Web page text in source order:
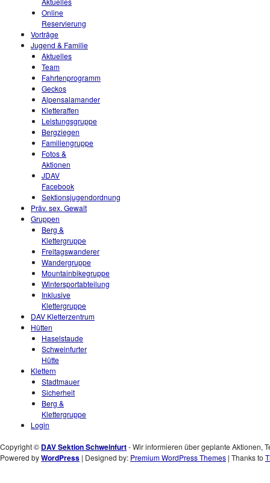
Online
Reservierung
Vorträge
Jugend & Familie
Aktuelles
Team
Fahrtenprogramm
Geckos
Alpensalamander
Kletteraffen
Leistungsgruppe
Bergziegen
Familiengruppe
Fotos &
Aktionen
JDAV
Facebook
Sektionsjugendordnung
Präv. sex. Gewalt
Gruppen
Berg &
Klettergruppe
Freitagswanderer
Wandergruppe
Mountainbikegruppe
Wintersportabteilung
Inklusive
Klettergruppe
DAV Kletterzentrum
Hütten
Haselstaude
Schweinfurter
Hütte
Klettern
Stadtmauer
Sicherheit
Berg &
Klettergruppe
Login
Copyright © DAV Sektion Schweinfurt- Wir informieren über geplante Aktionen,
Powered byWordPress | Designed by: Premium WordPress Themes | Thanks to